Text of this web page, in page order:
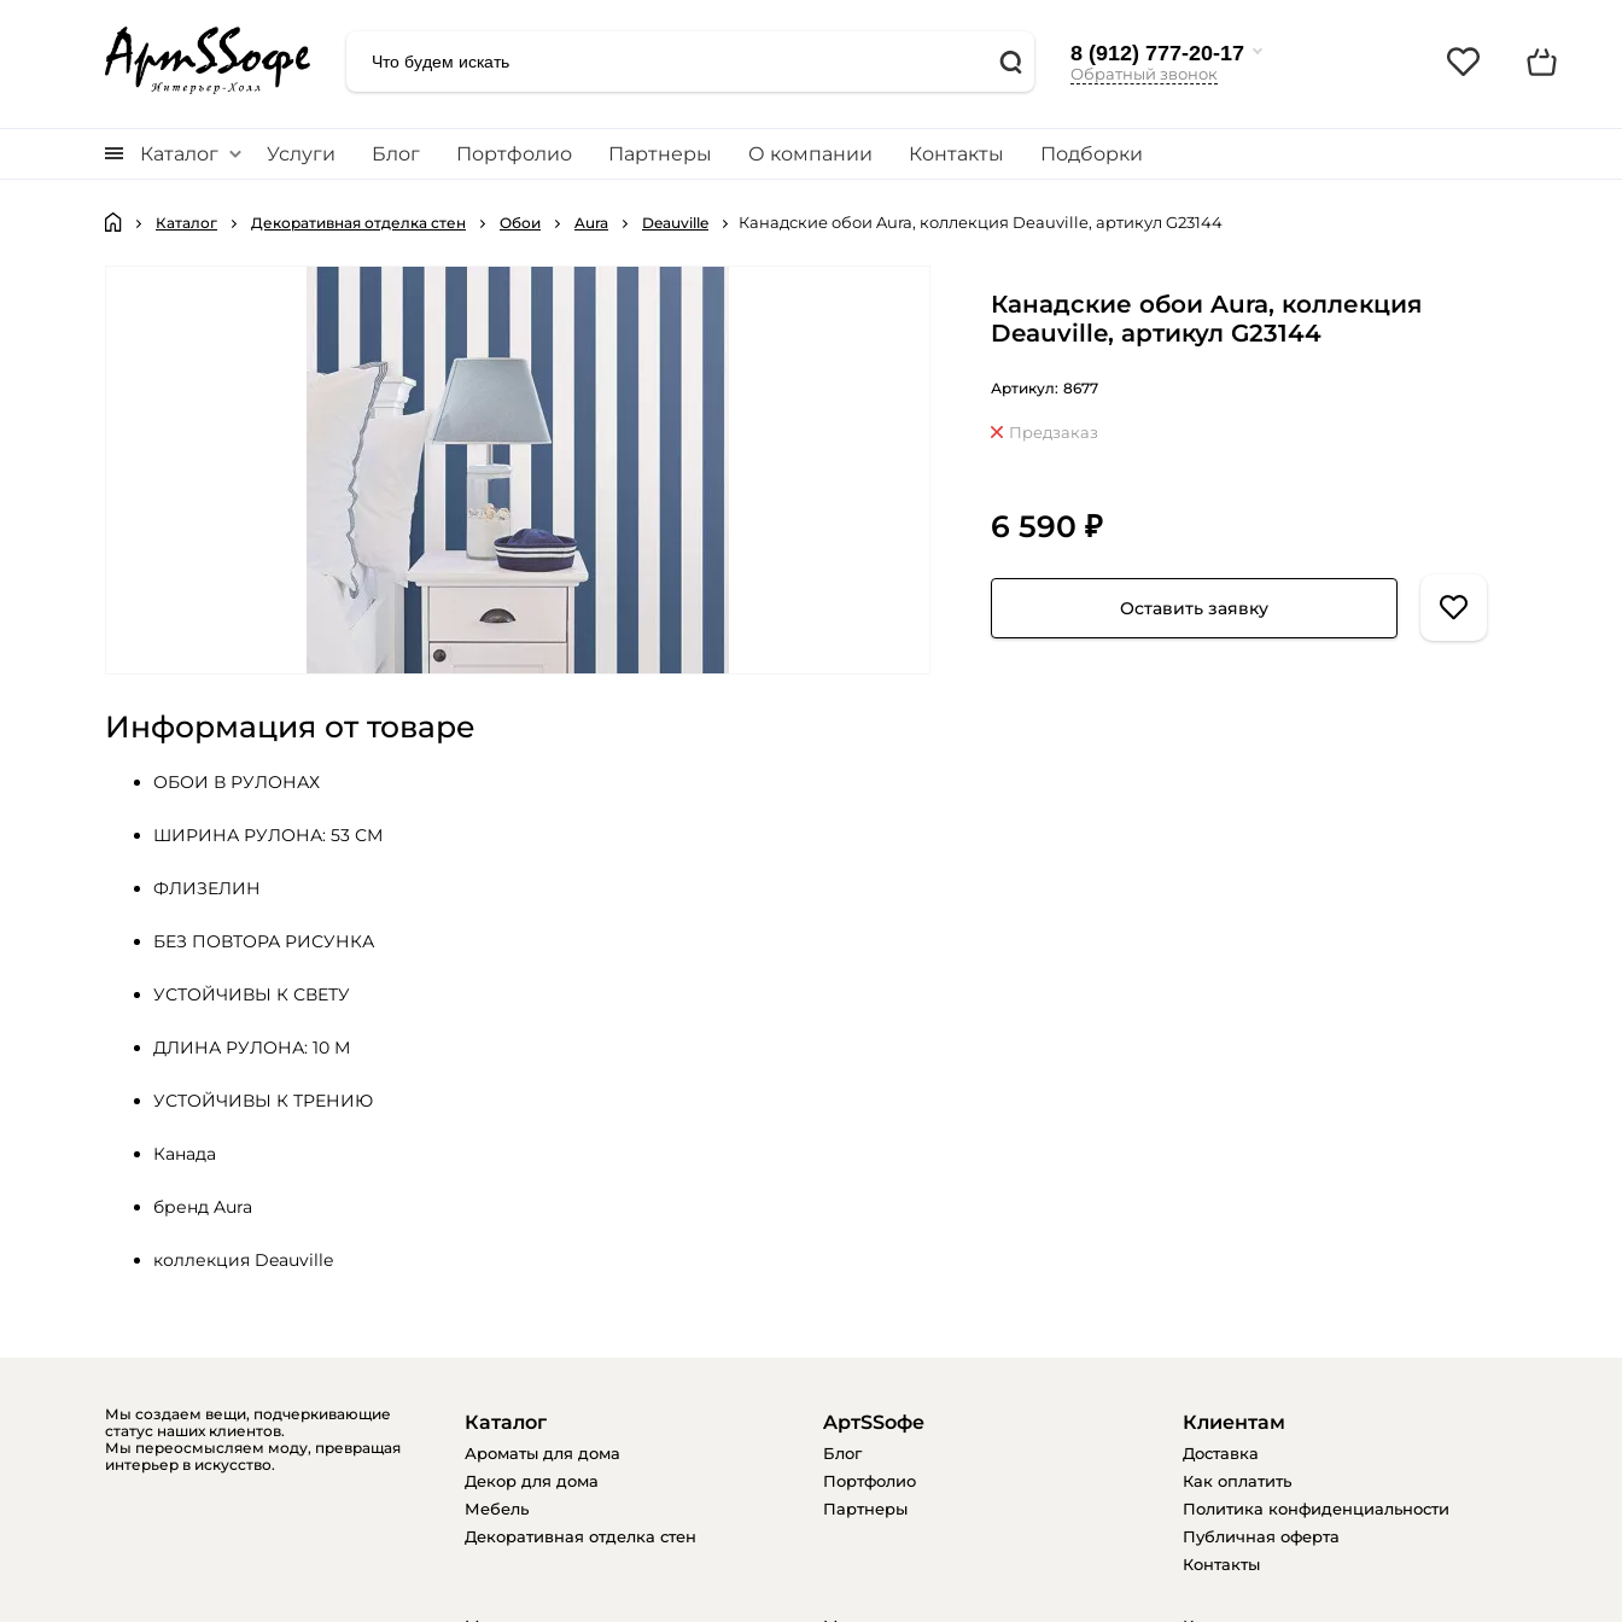
8 (912) 777-20-17
Обратный звонок
Каталог Услуги Блог Портфолио Партнеры О компании Контакты Подборки
Каталог Декоративная отделка стен Обои Aura Deauville Канадские обои Aura, коллекция Deauville, артикул G23144
Информация от товаре
ОБОИ В РУЛОНАХ
ШИРИНА РУЛОНА: 53 СМ
ФЛИЗЕЛИН
БЕЗ ПОВТОРА РИСУНКА
УСТОЙЧИВЫ К СВЕТУ
ДЛИНА РУЛОНА: 10 М
УСТОЙЧИВЫ К ТРЕНИЮ
Канада
бренд Aura
коллекция Deauville
Канадские обои Aura, коллекция
Deauville, артикул G23144
Артикул: 8677
Предзаказ
6 590 ₽
Оставить заявку
Мы создаем вещи, подчеркивающие
статус наших клиентов.
Мы переосмысляем моду, превращая
интерьер в искусство.
Каталог
Ароматы для дома
Декор для дома
Мебель
Декоративная отделка стен
AртSSофе
Блог
Портфолио
Партнеры
Клиентам
Доставка
Как оплатить
Политика конфиденциальности
Публичная оферта
Контакты